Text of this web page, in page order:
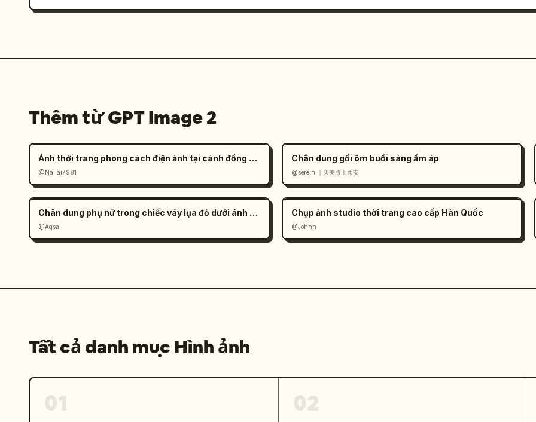
Thêm từ GPT Image 2
Ảnh thời trang phong cách điện ảnh tại cánh đồng muối đầy tâm trạng
@Nailai7981
Chân dung gối ôm buổi sáng ấm áp
@serein ｜买美股上币安
Chân dung phụ nữ trong chiếc váy lụa đỏ dưới ánh nắng
@Aqsa
Chụp ảnh studio thời trang cao cấp Hàn Quốc
@Johnn
Tất cả danh mục Hình ảnh